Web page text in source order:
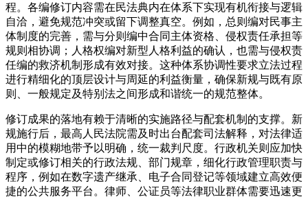
程。各编修订内容需在民法典内在体系下实现有机衔接与逻辑
自洽，避免规范冲突或留下调整真空。例如，总则编对民事主
体制度的完善，需与分则编中合同主体资格、侵权责任承担等
规则相协调；人格权编对新型人格利益的确认，也需与侵权责
任编的救济机制形成有效对接。这种体系协调性要求立法过程
进行精细化的顶层设计与周延的利益衡量，确保新规与既有原
则、一般规定及特别法之间形成和谐统一的规范整体。
修订成果的落地有赖于清晰的实施路径与配套机制的支撑。新
规施行后，最高人民法院需及时出台配套司法解释，对法律适
用中的模糊地带予以明确，统一裁判尺度。行政机关则应加快
制定或修订相关的行政法规、部门规章，细化行政管理职责与
程序，例如在数字遗产继承、电子合同登记等领域建立高效便
捷的公共服务平台。律师、公证员等法律职业群体需要迅速更